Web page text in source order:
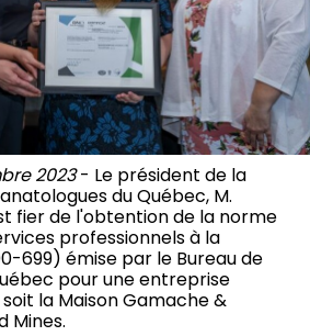
2023- Le président de la
du Québec, M.
fier de l'obtention de la norme
professionnels à la
699) émise par le Bureau de
pour une entreprise
la Maison Gamache &
Mines.